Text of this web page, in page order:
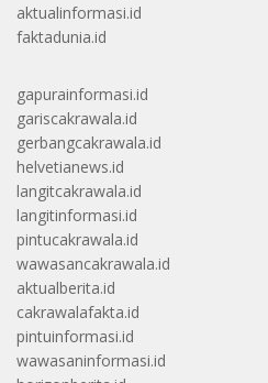
aktualinformasi.id
faktadunia.id
gapurainformasi.id
gariscakrawala.id
gerbangcakrawala.id
helvetianews.id
langitcakrawala.id
langitinformasi.id
pintucakrawala.id
wawasancakrawala.id
aktualberita.id
cakrawalafakta.id
pintuinformasi.id
wawasaninformasi.id